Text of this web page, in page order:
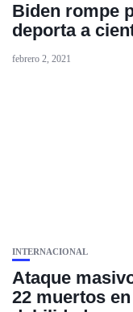
Biden rompe
deporta a
febrero 2, 2021
INTERNACIONAL
Ataque
22 muertos